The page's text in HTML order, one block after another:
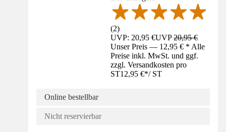
(2)
UVP: 20,95 €UVP20,95 €
Unser Preis — 12,95 € * Alle
Preise inkl. MwSt. und ggf.
zzgl. Versandkosten pro
ST12,95 €*/ ST
Online bestellbar
Nicht reservierbar